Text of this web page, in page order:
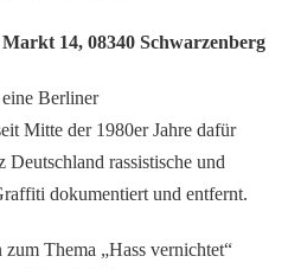
14, 08340 Schwarzenberg
Berliner
Mitte der 1980er Jahre dafür
Deutschland rassistische und
dokumentiert und entfernt.
Thema „Hass vernichtet“